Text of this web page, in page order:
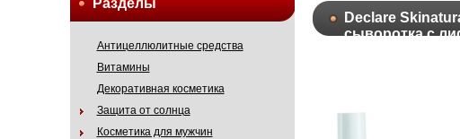
Разделы
Антицеллюлитные средства
Витамины
Декоративная косметика
Защита от солнца
Косметика для мужчин
Declare
сыворотка с